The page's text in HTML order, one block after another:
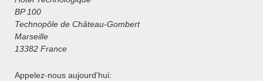
BP 100
Technopôle de Château-Gombert
Marseille
13382 France
Appelez-nous aujourd'hui: